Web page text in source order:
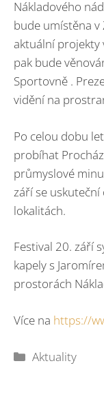
Nákladového
bude umístěna v
aktuální projekty
pak bude
Sportovně .
vidění na
Po celou dobu
probíhat
průmyslové
září se
lokalitách.
Festival 20. září
kapely s
prostorách
Více na https://
Rubriky
Aktuality